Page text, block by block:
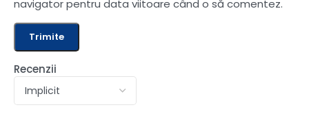
Recenzii
navigator pentru data viitoare când o să comentez.